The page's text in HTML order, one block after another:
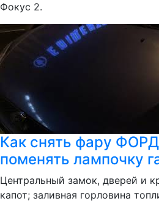
Фокус 2.
Как снять фару
поменять лампочку
Центральный замок, дверей и
капот; заливная горловина